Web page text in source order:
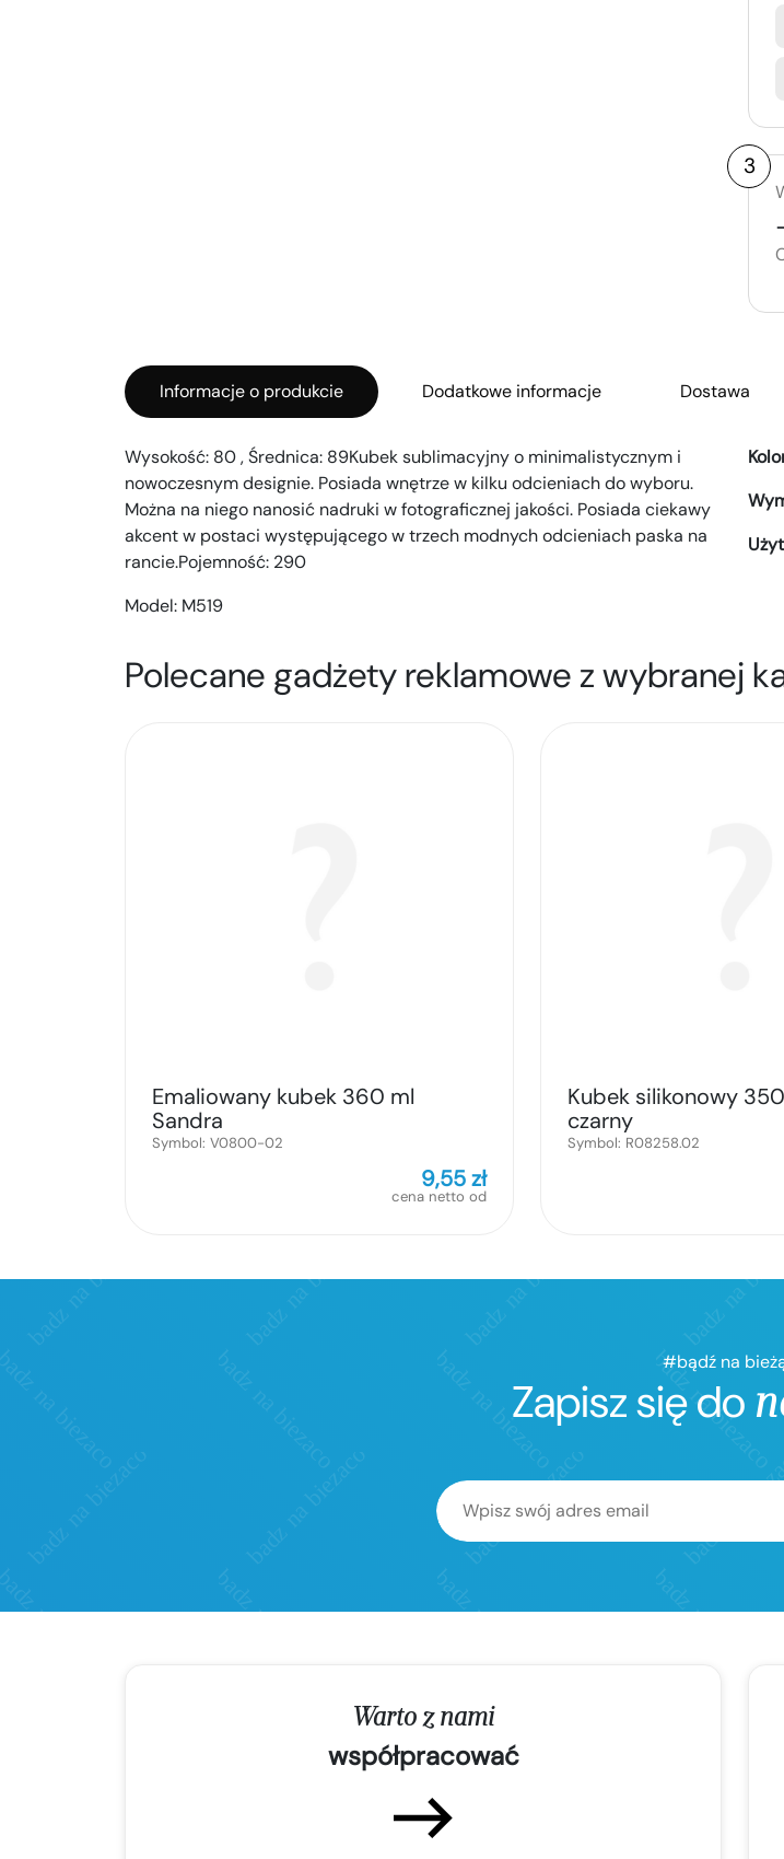
3
Informacje o produkcie Dodatkowe informacje Dostawa
Wysokość: 80 , Średnica: 89Kubek sublimacyjny o minimalistycznym i
nowoczesnym designie. Posiada wnętrze w kilku odcieniach do wyboru.
Można na niego nanosić nadruki w fotograficznej jakości. Posiada ciekawy
akcent w postaci występującego w trzech modnych odcieniach paska na
rancie.Pojemność: 290
Model: M519
Polecane gadżety reklamowe z wybranej
Emaliowany kubek 360 ml
Sandra
Symbol: V0800-02
9,55zł
cena netto od
Kubek silikonowy
czarny
Symbol: R08258.02
#bądź na
Zapisz się do
Warto z nami
współpracować